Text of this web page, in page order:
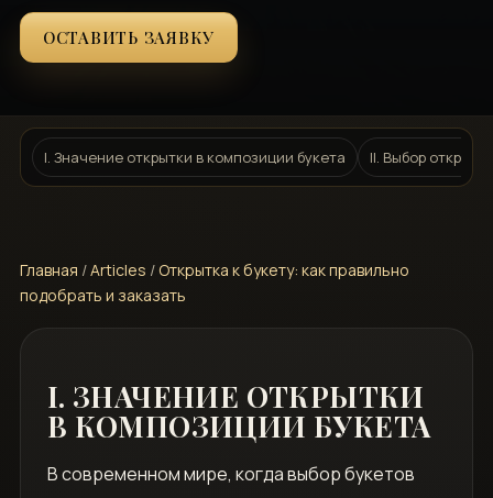
ОСТАВИТЬ ЗАЯВКУ
I. Значение открытки в композиции букета II. Выбор
Главная /Articles / Открытка к букету: как правильно
подобрать и заказать
I. ЗНАЧЕНИЕ ОТКРЫТКИ
В КОМПОЗИЦИИ БУКЕТА
В современном мире, когда выбор букетов